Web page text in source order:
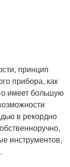
принцип
прибора, как
имеет большую
в рекордно
инструментов,